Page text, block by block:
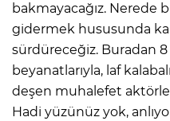
bakmayacağız. Nerede
gidermek hususunda
sürdüreceğiz. Buradan
beyanatlarıyla, laf
deşen muhalefet
Hadi yüzünüz yok,